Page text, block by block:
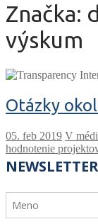
Značka:
výskum
Otázky
V
hodnotenie